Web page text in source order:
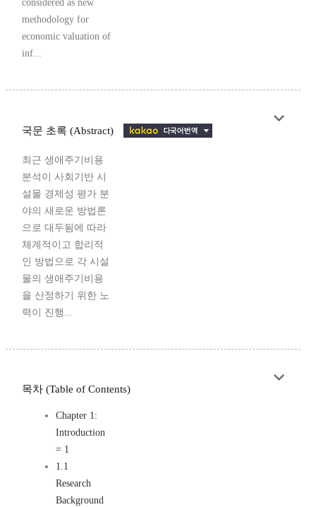
considered as new
methodology for
economic valuation of
inf...
국문 초록 (Abstract)
최근 생애주기비용
분석이 사회기반 시
설물 경제성 평가 분
야의 새로운 방법론
으로 대두됨에 따라
체계적이고 합리적
인 방법으로 각 시설
물의 생애주기비용
을 산정하기 위한 노
력이 진행...
목차 (Table of Contents)
Chapter 1:
Introduction
= 1
1.1
Research
Background